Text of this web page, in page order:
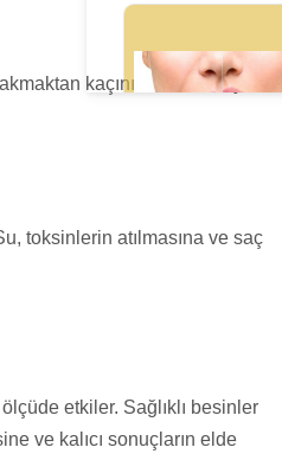
kaçınılmalıdır. Isı, yeni
toksinlerin atılmasına ve saç
etkiler. Sağlıklı besinler
ve kalıcı sonuçların elde